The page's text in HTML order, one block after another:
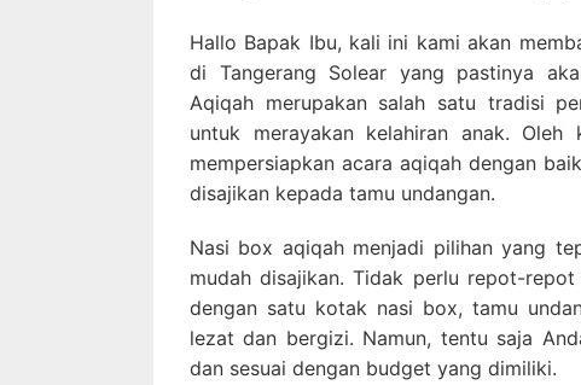
Hallo Bapak Ibu, kali ini kami akan
di Tangerang Solear yang pastinya
Aqiqah merupakan salah satu tradisi
untuk merayakan kelahiran anak.
mempersiapkan acara aqiqah dengan
disajikan kepada tamu undangan.
Nasi box aqiqah menjadi pilihan yang
mudah disajikan. Tidak perlu repot-
dengan satu kotak nasi box, tamu
lezat dan bergizi. Namun, tentu saja
dan sesuai dengan budget yang dimiliki.